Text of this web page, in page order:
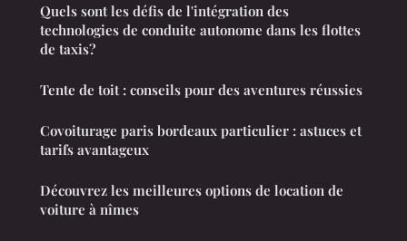
Quels sont les défis de l'intégration des
technologies de conduite autonome dans les flottes
de taxis?
Tente de toit : conseils pour des aventures réussies
Covoiturage paris bordeaux particulier : astuces et
tarifs avantageux
Découvrez les meilleures options de location de
voiture à nîmes